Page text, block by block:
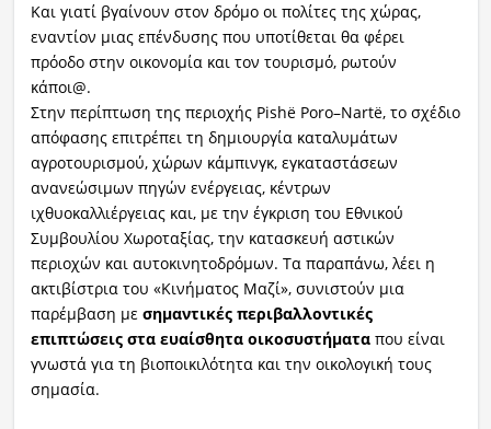
Και γιατί βγαίνουν στον δρόμο οι πολίτες της χώρας,
εναντίον μιας επένδυσης που υποτίθεται θα φέρει
πρόοδο στην οικονομία και τον τουρισμό, ρωτούν
κάποι@.
Στην περίπτωση της περιοχής Pishë Poro–Nartë, το σχέδιο
απόφασης επιτρέπει τη δημιουργία καταλυμάτων
αγροτουρισμού, χώρων κάμπινγκ, εγκαταστάσεων
ανανεώσιμων πηγών ενέργειας, κέντρων
ιχθυοκαλλιέργειας και, με την έγκριση του Εθνικού
Συμβουλίου Χωροταξίας, την κατασκευή αστικών
περιοχών και αυτοκινητοδρόμων. Τα παραπάνω, λέει η
ακτιβίστρια του «Κινήματος Μαζί», συνιστούν μια
παρέμβαση με σημαντικές περιβαλλοντικές
επιπτώσεις στα ευαίσθητα οικοσυστήματαπου είναι
γνωστά για τη βιοποικιλότητα και την οικολογική τους
σημασία.